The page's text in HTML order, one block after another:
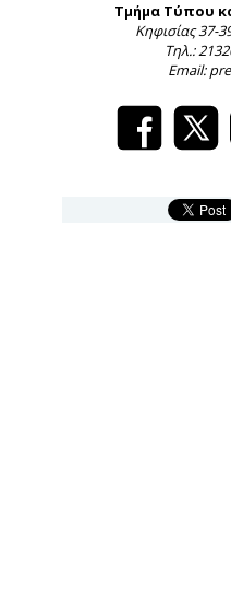
Τμήμα Τύπου
Κηφισίας 37-
Τηλ.:
Email: